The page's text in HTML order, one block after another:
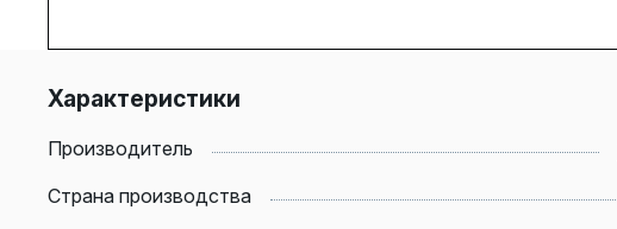
Характеристики
Производитель
Страна производства